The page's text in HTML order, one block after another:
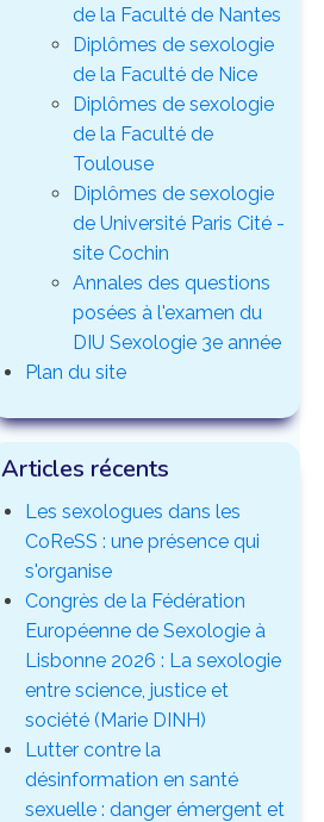
de la Faculté de Nantes
Diplômes de sexologie
de la Faculté de Nice
Diplômes de sexologie
de la Faculté de
Toulouse
Diplômes de sexologie
de Université Paris Cité -
site Cochin
Annales des questions
posées à l'examen du
DIU Sexologie 3e année
Plan du site
Articles récents
Les sexologues dans les
CoReSS : une présence qui
s'organise
Congrès de la Fédération
Européenne de Sexologie à
Lisbonne 2026 : La sexologie
entre science, justice et
société (Marie DINH)
Lutter contre la
désinformation en santé
sexuelle : danger émergent et